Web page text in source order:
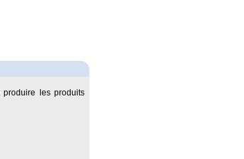
produire les produits